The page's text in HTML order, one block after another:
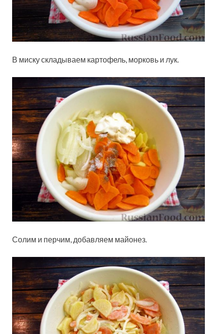
В миску складываем картофель, морковь и лук.
Солим и перчим, добавляем майонез.